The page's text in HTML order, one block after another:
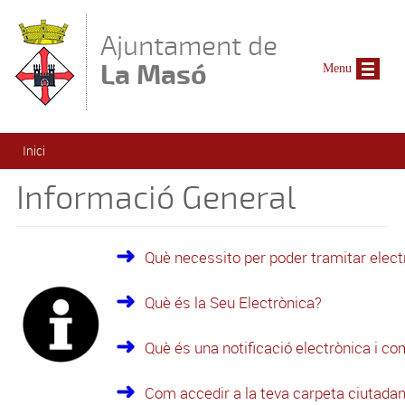
Ajuntament de
La Masó
Esteu aquí
Inici
Informació General
Què necessito per poder tramitar
Què és la Seu Electrònica?
Què és una notificació electrònica i
Com accedir a la teva carpeta
Menu